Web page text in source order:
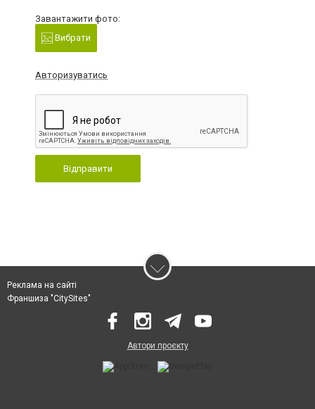
Завантажити фото:
Вибрати
Авторизуватись
Відправити
Реклама на сайті
Франшиза "CitySites"
Автори проєкту